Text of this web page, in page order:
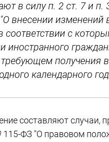
в силу п. 2 ст. 7 и п.
внесении изменений
соответствии с
иностранного
получения
календарного
составляют случаи,
ФЗ "О правовом